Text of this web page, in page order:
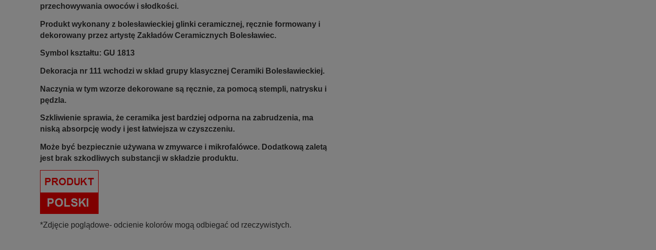
przechowywania owoców i słodkości.
Produkt wykonany z bolesławieckiej glinki ceramicznej, ręcznie formowany i
dekorowany przez artystę Zakładów Ceramicznych Bolesławiec.
Symbol kształtu: GU 1813
Dekoracja nr 111 wchodzi w skład grupy klasycznej Ceramiki Bolesławieckiej.
Naczynia w tym wzorze dekorowane są ręcznie, za pomocą stempli, natrysku i
pędzla.
Szkliwienie sprawia, że ceramika jest bardziej odporna na zabrudzenia, ma
niską absorpcję wody i jest łatwiejsza w czyszczeniu.
Może być bezpiecznie używana w zmywarce i mikrofalówce. Dodatkową zaletą
jest brak szkodliwych substancji w składzie produktu.
*Zdjęcie poglądowe- odcienie kolorów mogą odbiegać od rzeczywistych.